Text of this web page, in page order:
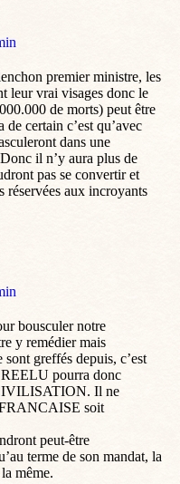
premier ministre, les
leur vrai visages donc le
de morts) peut être
certain c’est qu’avec
dans une
il n’y aura plus de
pas se convertir et
réservées aux incroyants
bousculer notre
y remédier mais
greffés depuis, c’est
pourra donc
Il ne
FRANCAISE soit
peut-être
terme de son mandat, la
même.